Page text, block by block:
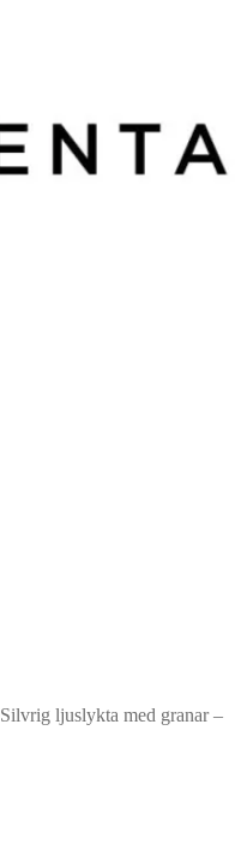
Silvrig ljuslykta med granar –